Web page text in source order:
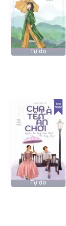
Tự do
Tự do